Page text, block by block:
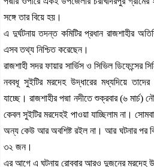
সঙ্গে তার বিয়ে হয়।
এ দুর্ঘটনায় তদন্ত কমিটির প্রধান রাজশাহীর
এসব তথ্য নিশ্চিত করেছেন।
রাজশাহী সদর ফায়ার সার্ভিস ও সিভিল ডিফেন্সের
নববধূ সুইটির মরদেহ উদ্ধারের মধ্যদিয়ে
যাচ্ছে। রাজশাহীর পদ্মা নদীতে শুক্রবার (৬
কেবল সুইটির মরদেহই পাওয়া যাচ্ছিলাম না।
অন্য কেউ আর অবশিষ্ট রইল না। আর ঘটনার পর
৩২ জন।
এর আগে এ ঘটনায় রোববার আরও দুজনের মরদেহ